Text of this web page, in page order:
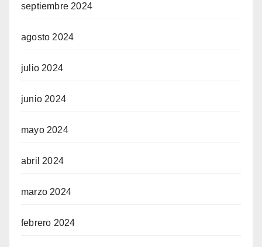
septiembre 2024
agosto 2024
julio 2024
junio 2024
mayo 2024
abril 2024
marzo 2024
febrero 2024